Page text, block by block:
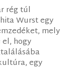
rég túl
Wurst egy
mely
hogy
egy